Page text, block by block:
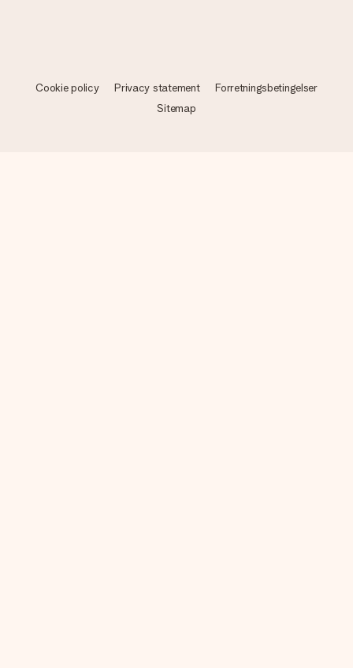
Cookie policy Privacy statement
Forretningsbetingelser
Sitemap